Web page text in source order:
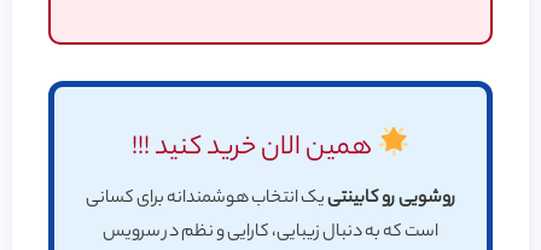
همین الان خرید کنید !!!
روشویی رو کابینتییک انتخاب هوشمندانه برای کسانی
است که به دنبال زیبایی، کارایی و نظم در سرویس